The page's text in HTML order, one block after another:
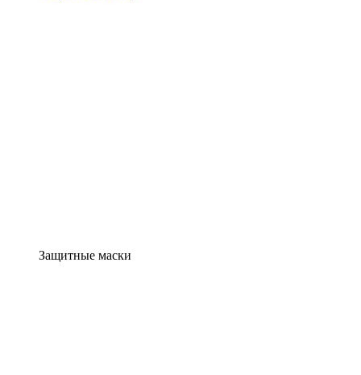
Защитные маски